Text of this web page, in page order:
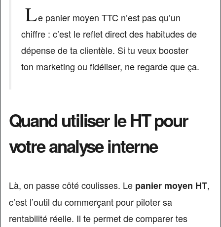
Le panier moyen TTC n’est pas qu’un
chiffre : c’est le reflet direct des habitudes de
dépense de ta clientèle. Si tu veux booster
ton marketing ou fidéliser, ne regarde que ça.
Quand utiliser le HT pour
votre analyse interne
Là, on passe côté coulisses. Le panier moyen HT,
c’est l’outil du commerçant pour piloter sa
rentabilité réelle. Il te permet de comparer tes